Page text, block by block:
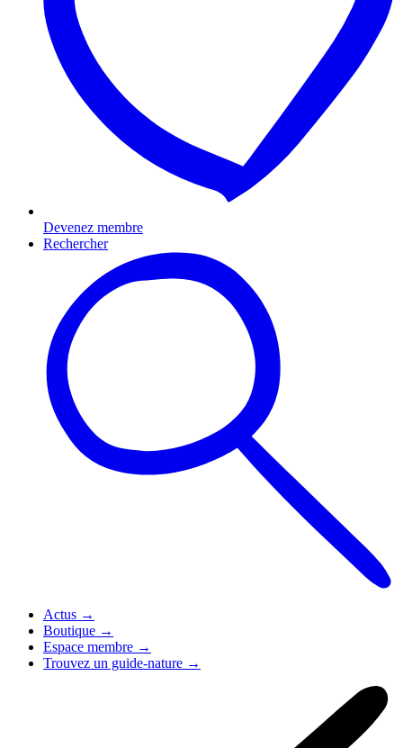
Devenez membre
Rechercher
Actus →
Boutique →
Espace membre →
Trouvez un guide-nature →